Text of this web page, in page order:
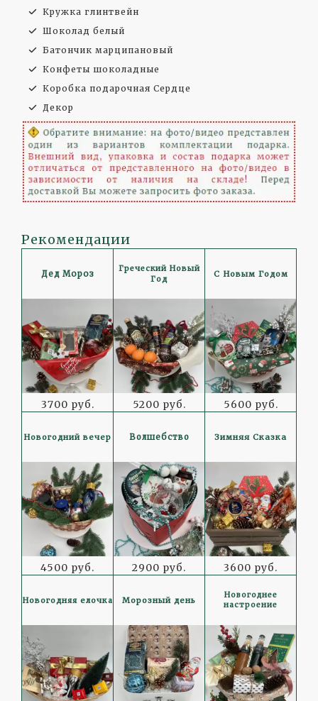
Кружка глинтвейн
Шоколад белый
Батончик марципановый
Конфеты шоколадные
Коробка подарочная Сердце
Декор
Рекомендации
Дед Мороз
3700 руб.
Греческий Новый
Год
5200 руб.
С Новым Годом
5600 руб.
Новогодний вечер
4500 руб.
Волшебство
2900 руб.
Зимняя Сказка
3600 руб.
Новогодняя елочка Морозный день
Новогоднее
настроение